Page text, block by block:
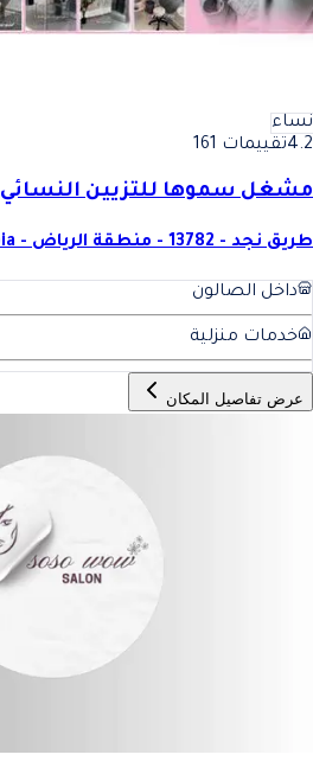
نساء
4.2تقييمات 161
مشغل سموها للتزيين النسائي
طريق نجد - 13782 - منطقة الرياض - Saudi Arabia
داخل الصالون
خدمات منزلية
عرض تفاصيل المكان